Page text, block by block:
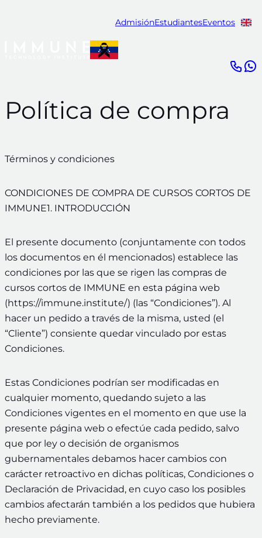
AdmisiónEstudiantesEventos
Política de compra
Términos y condiciones
CONDICIONES DE COMPRA DE CURSOS CORTOS DE
IMMUNE1. INTRODUCCIÓN
El presente documento (conjuntamente con todos
los documentos en él mencionados) establece las
condiciones por las que se rigen las compras de
cursos cortos de IMMUNE en esta página web
(https://immune.institute/) (las “Condiciones”). Al
hacer un pedido a través de la misma, usted (el
“Cliente”) consiente quedar vinculado por estas
Condiciones.
Estas Condiciones podrían ser modificadas en
cualquier momento, quedando sujeto a las
Condiciones vigentes en el momento en que use la
presente página web o efectúe cada pedido, salvo
que por ley o decisión de organismos
gubernamentales debamos hacer cambios con
carácter retroactivo en dichas políticas, Condiciones o
Declaración de Privacidad, en cuyo caso los posibles
cambios afectarán también a los pedidos que hubiera
hecho previamente.